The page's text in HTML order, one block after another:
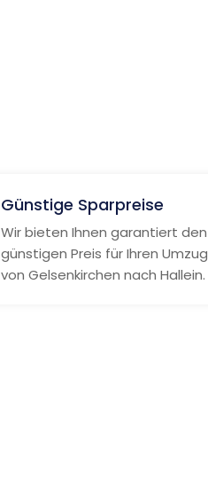
Günstige Sparpreise
Wir bieten Ihnen garantiert den
günstigen Preis für Ihren Umzug
von Gelsenkirchen nach Hallein.